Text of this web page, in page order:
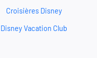
Croisières Disney
Disney Vacation Club